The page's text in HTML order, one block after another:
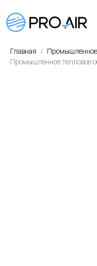
Главная
Промышленное
Промышленное тепловое